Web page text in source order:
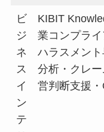
ビ
ジ
ネ
ス
イ
ン
テ
KIBIT
業コンプライ
ハラスメン
分析・クレ
営判断支援